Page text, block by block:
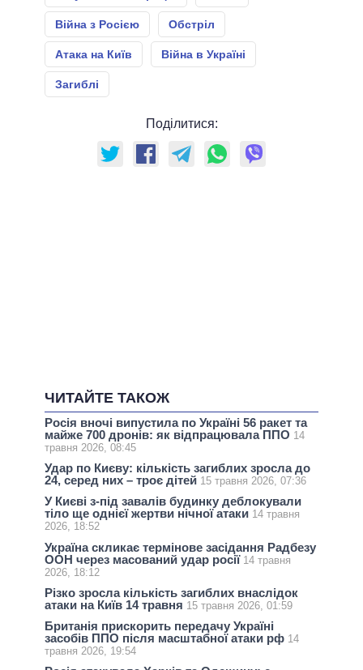
Війна з Росією Обстріл
Атака на Київ Війна в Україні
Загиблі
Поділитися:
ЧИТАЙТЕ ТАКОЖ
Росія вночі випустила по Україні 56 ракет та
майже 700 дронів: як відпрацювала ППО 14
травня 2026, 08:45
Удар по Києву: кількість загиблих зросла до
24, серед них – троє дітей 15 травня 2026, 07:36
У Києві з-під завалів будинку деблокували
тіло ще однієї жертви нічної атаки 14 травня
2026, 18:52
Україна скликає термінове засідання Радбезу
ООН через масований удар росії 14 травня
2026, 18:12
Різко зросла кількість загиблих внаслідок
атаки на Київ 14 травня 15 травня 2026, 01:59
Британія прискорить передачу Україні
засобів ППО після масштабної атаки рф 14
травня 2026, 19:54